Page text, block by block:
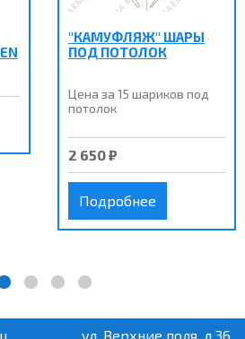
"КАМУФЛЯЖ" ШАРЫ
ПОД ПОТОЛОК
Цена за 15 шариков под
потолок
2 650 ₽
Подробнее
ул. Верхние поля, д.36,